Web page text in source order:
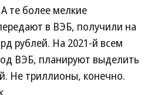
те более мелкие
в ВЭБ, получили на
рублей. На 2021-й всем
ВЭБ, планируют выделить
Не триллионы, конечно.